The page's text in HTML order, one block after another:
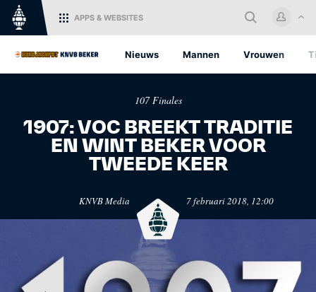
Log in met je KNVB Account of
maak een nieuw KNVB Account
aan.
Inloggen
Registreren
APPS & WEBSITES
Nieuws Mannen Vrouwen
Het officiële kanaal van de
KNVB voor alle Oranjefans.
107 Finales
1907: VOC BREEKT TRADITIE
EN WINT BEKER VOOR
TWEEDE KEER
KNVB Media 7 februari 2018, 12:00